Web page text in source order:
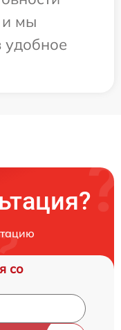
и мы
удобное
со